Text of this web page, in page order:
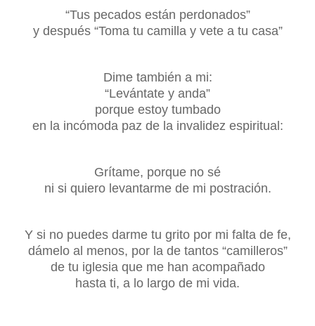
“Tus pecados están perdonados”
y después “Toma tu camilla y vete a tu casa”
Dime también a mi:
“Levántate y anda”
porque estoy tumbado
en la incómoda paz de la invalidez espiritual:
Grítame, porque no sé
ni si quiero levantarme de mi postración.
Y si no puedes darme tu grito por mi falta de fe,
dámelo al menos, por la de tantos “camilleros”
de tu iglesia que me han acompañado
hasta ti, a lo largo de mi vida.